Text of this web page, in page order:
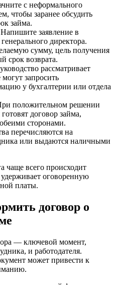
с неформального
чтобы заранее обсудить
займа.
Напишите заявление в
директора.
сумму, цель получения
срок возврата.
рассматривает
запросить
у бухгалтерии или отдела
положительном решении
договор займа,
сторонами.
перечисляются на
или выдаются наличными
чаще всего происходит
оговоренную
платы.
договор о
— ключевой момент,
и работодателя.
может привести к